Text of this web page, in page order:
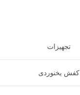
تجهیزات
کفش یخنوردی